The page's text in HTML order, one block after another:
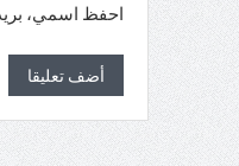
احفظ اسمي،